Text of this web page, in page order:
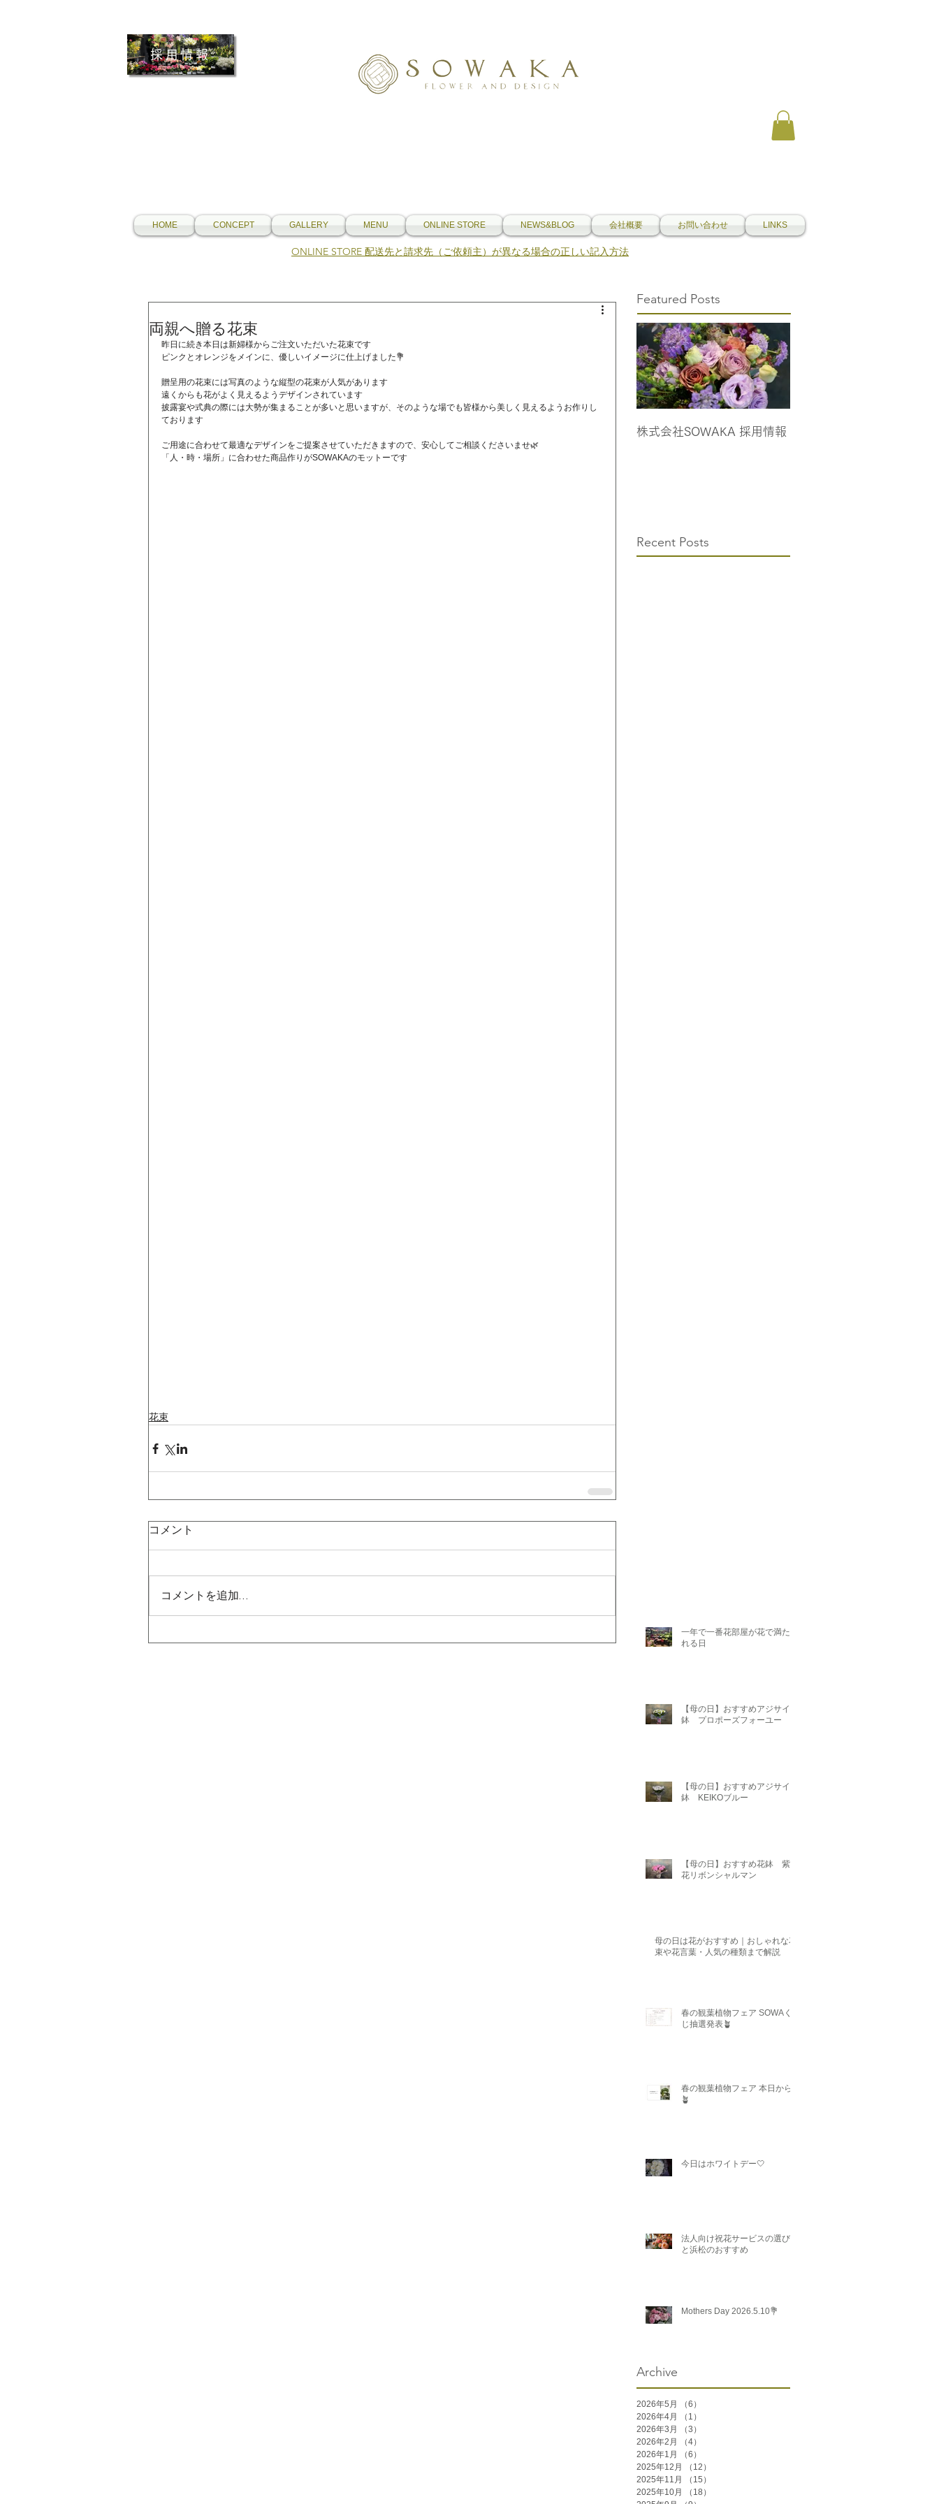
採用情報
HOME CONCEPT GALLERY MENU ONLINE STORE NEWS&BLOG 会社概要 お問い合わせ LINKS
​ONLINE STORE 配送先と請求先（ご依頼主）が異なる場合の正しい記入方法
両親へ贈る花束
昨日に続き本日は新婦様からご注文いただいた花束です
ピンクとオレンジをメインに、優しいイメージに仕上げました💐
贈呈用の花束には写真のような縦型の花束が人気があります
遠くからも花がよく見えるようデザインされています
披露宴や式典の際には大勢が集まることが多いと思いますが、そのような場でも皆様から美しく見えるようお作りし
ております
ご用途に合わせて最適なデザインをご提案させていただきますので、安心してご相談くださいませ🌿
「人・時・場所」に合わせた商品作りがSOWAKAのモットーです
花束
コメント
コメントを追加…
Featured Posts
株式会社SOWAKA 採用情報
Recent Posts
一年で一番花部屋が花で満たさ
れる日
【母の日】おすすめアジサイ
鉢 プロポーズフォーユー
【母の日】おすすめアジサイ
鉢 KEIKOブルー
【母の日】おすすめ花鉢 紫陽
花リボンシャルマン
母の日は花がおすすめ｜おしゃれな花
束や花言葉・人気の種類まで解説
春の観葉植物フェア SOWAく
じ抽選発表🪴
春の観葉植物フェア 本日から
🪴
今日はホワイトデー🤍
法人向け祝花サービスの選び方
と浜松のおすすめ
Mothers Day 2026.5.10💐
Archive
2026年5月 （6）
2026年4月
（1）
2026年3月
（3）
2026年2月
（4）
2026年1月
（6）
2025年12月
（12）
2025年11月
（15）
2025年10月
（18）